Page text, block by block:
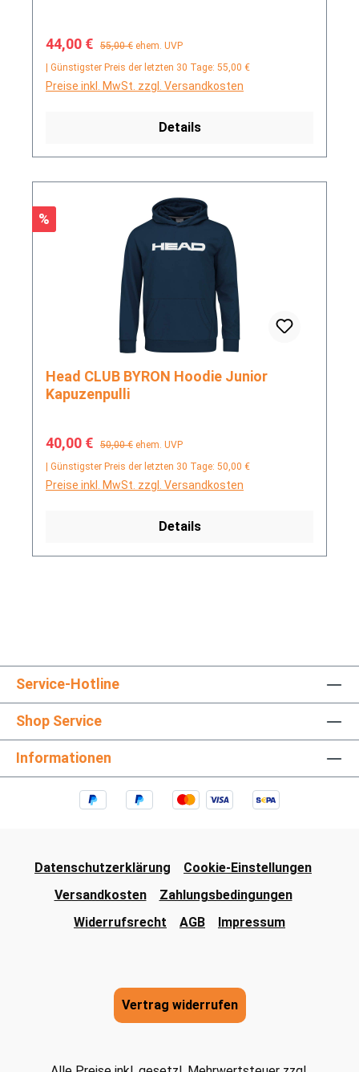
Verkaufspreis:
44,00 € Regulärer Preis:
55,00 € ehem. UVP
| Günstigster Preis der letzten 30 Tage: 55,00 €
Preise inkl. MwSt. zzgl. Versandkosten
Details
Rabatt
%
Head CLUB BYRON Hoodie Junior
Kapuzenpulli
Verkaufspreis:
40,00 € Regulärer Preis:
50,00 € ehem. UVP
| Günstigster Preis der letzten 30 Tage: 50,00 €
Preise inkl. MwSt. zzgl. Versandkosten
Details
Service-Hotline
Shop Service
Informationen
Datenschutzerklärung
Cookie-Einstellungen
Versandkosten
Zahlungsbedingungen
Widerrufsrecht
AGB Impressum
Vertrag widerrufen